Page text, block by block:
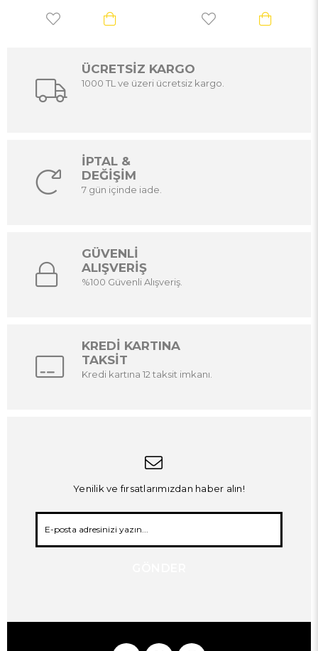
ÜCRETSİZ KARGO
1000 TL ve üzeri ücretsiz kargo.
İPTAL &
DEĞİŞİM
7 gün içinde iade.
GÜVENLİ
ALIŞVERİŞ
%100 Güvenli Alışveriş.
KREDİ KARTINA
TAKSİT
Kredi kartına 12 taksit imkanı.
Yenilik ve fırsatlarımızdan haber alın!